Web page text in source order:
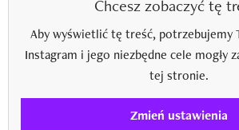
Chcesz zobaczyć tę
Aby wyświetlić tę treść, potrzebujemy
Instagram i jego niezbędne cele mogły
tej stronie.
Zmień ustawienia